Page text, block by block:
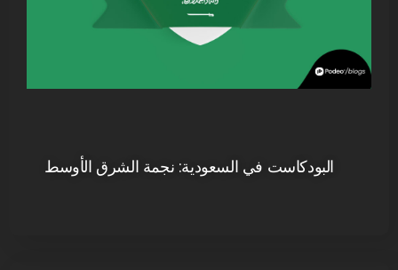
البودكاست في السعودية: نجمة الشرق الأوسط